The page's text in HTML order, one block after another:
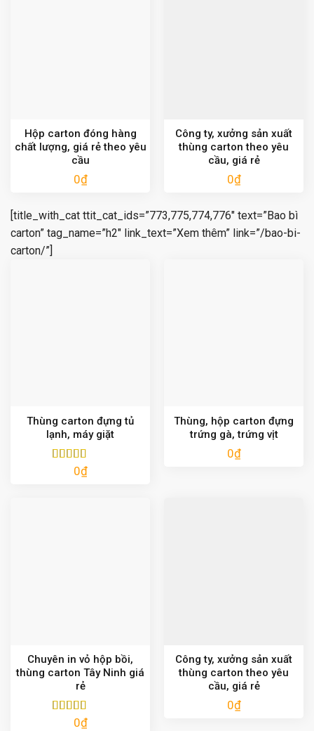
Hộp carton đóng hàng
chất lượng, giá rẻ theo yêu
cầu
0₫
Công ty, xưởng sản xuất
thùng carton theo yêu
cầu, giá rẻ
0₫
[title_with_cat ttit_cat_ids=”773,775,774,776″ text=”Bao bì
carton” tag_name=”h2″ link_text=”Xem thêm” link=”/bao-bi-
carton/”]
Thùng carton đựng tủ
lạnh, máy giặt
Được xếp
0₫
Thùng, hộp carton đựng
trứng gà, trứng vịt
0₫
Chuyên in vỏ hộp bồi,
thùng carton Tây Ninh giá
rẻ
Được xếp
0₫
Công ty, xưởng sản xuất
thùng carton theo yêu
cầu, giá rẻ
0₫